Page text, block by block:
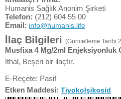
Humanis Sağlık Anonim Şirketi
Telefon: (212) 604 55 00
Email: info@humanis.life
İlaç Bilgileri (Güncelleme
Musfixa 4 Mg/2ml Enjeksiyonluk
İthal, Beşeri bir ilaçtır.
E-Reçete: Pasif
Etken Maddesi: Tiyokolşikosid